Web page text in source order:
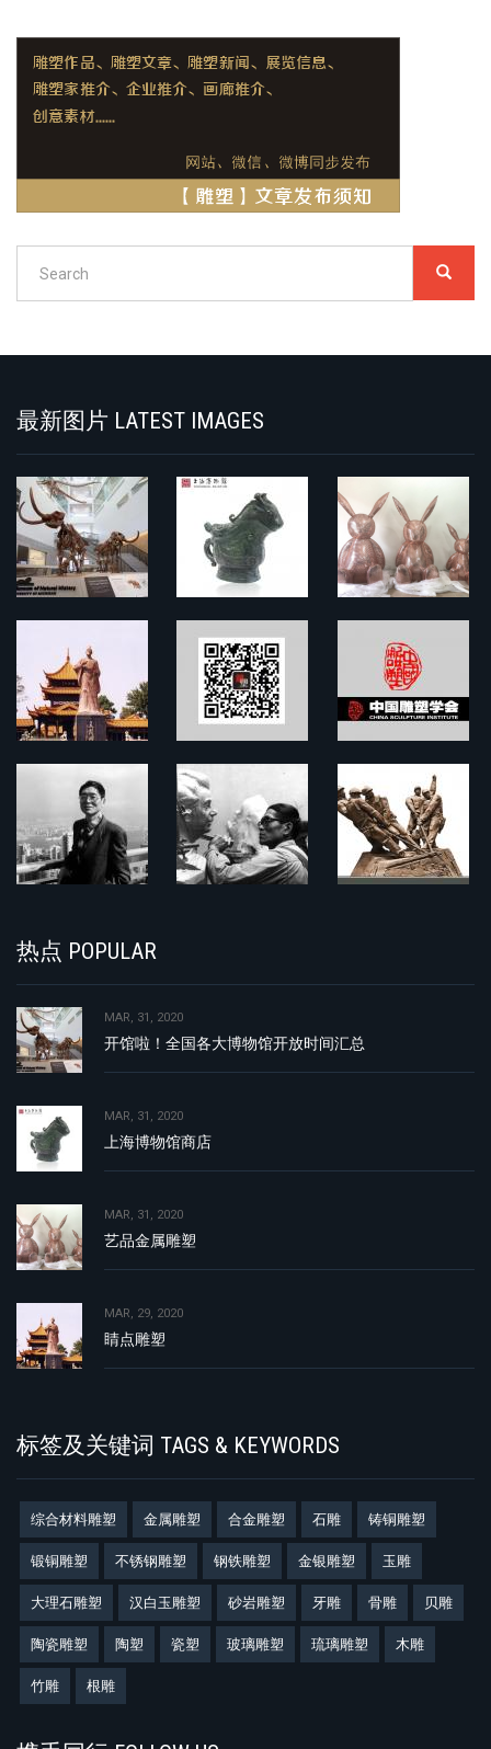
最新图片 LATEST IMAGES
热点 POPULAR
MAR, 31, 2020
开馆啦！全国各大博物馆开放时间汇总
MAR, 31, 2020
上海博物馆商店
MAR, 31, 2020
艺品金属雕塑
MAR, 29, 2020
睛点雕塑
标签及关键词 TAGS & KEYWORDS
综合材料雕塑 金属雕塑 合金雕塑 石雕 铸铜雕塑
锻铜雕塑 不锈钢雕塑 钢铁雕塑 金银雕塑 玉雕
大理石雕塑 汉白玉雕塑 砂岩雕塑 牙雕 骨雕 贝雕
陶瓷雕塑 陶塑 瓷塑 玻璃雕塑 琉璃雕塑 木雕
竹雕 根雕